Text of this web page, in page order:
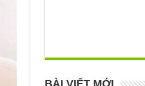
BÀI VIẾT MỚI